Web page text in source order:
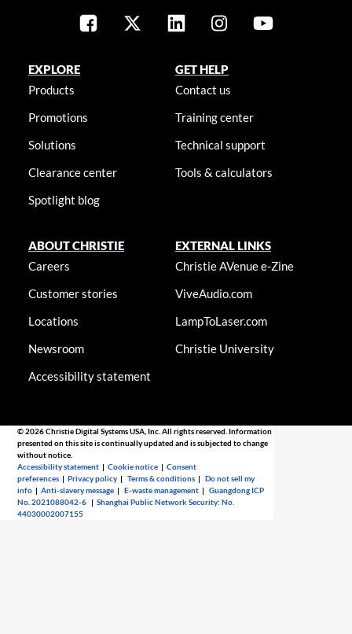
EXPLORE
Products
Promotions
Solutions
Clearance center
Spotlight blog
GET HELP
Contact us
Training center
Technical support
Tools & calculators
ABOUT CHRISTIE
Careers
Customer stories
Locations
Newsroom
Accessibility statement
EXTERNAL LINKS
Christie AVenue e-Zine
ViveAudio.com
LampToLaser.com
Christie University
© 2026 Christie Digital Systems USA, Inc. All rights reserved. Information
presented on this site is continually updated and is subjected to change
without notice.
Accessibility statement |Cookie notice |Consent
preferences |Privacy policy |Terms & conditions |Do not sell my
info |Anti-slavery message |E-waste management |Guangdong ICP
No. 2021088042-6 |Shanghai Public Network Security: No.
44030002007155